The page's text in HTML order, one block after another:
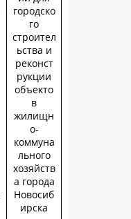
городско
го
строител
ьства и
реконст
рукции
объекто
в
жилищн
о-
коммуна
льного
хозяйств
а города
Новосиб
ирска